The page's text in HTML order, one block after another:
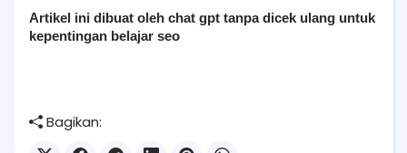
Artikel ini dibuat oleh chat gpt tanpa dicek ulang untuk
kepentingan belajar seo
Bagikan: